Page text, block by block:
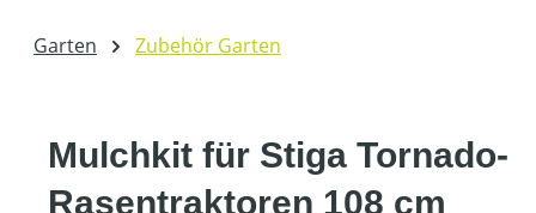
Garten Zubehör Garten
Mulchkit für Stiga Tornado-
Rasentraktoren 108 cm